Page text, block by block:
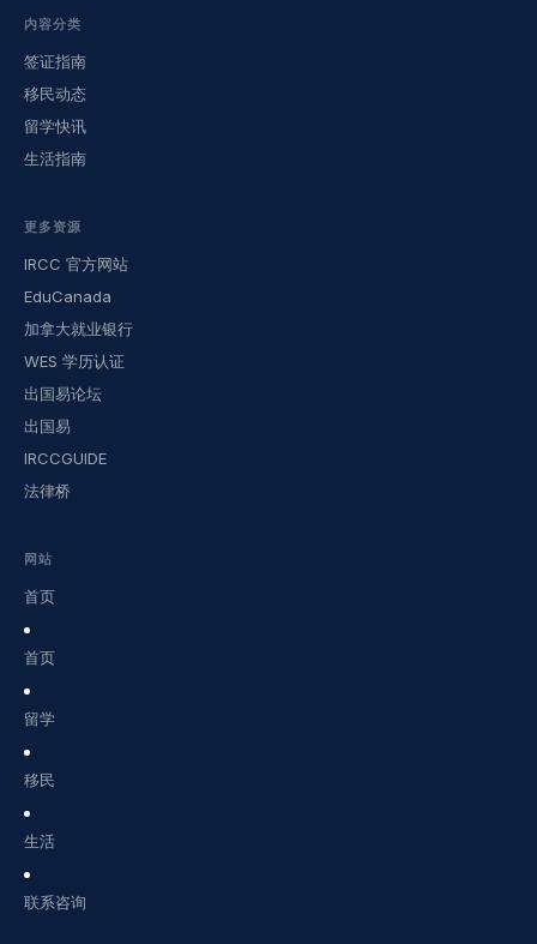
内容分类
签证指南
移民动态
留学快讯
生活指南
更多资源
IRCC 官方网站
EduCanada
加拿大就业银行
WES 学历认证
出国易论坛
出国易
IRCCGUIDE
法律桥
网站
首页
首页
留学
移民
生活
联系咨询